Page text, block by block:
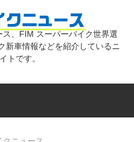
気
、FIM スーパーバイク世界選
新車情報などを紹介しているニ
トです。